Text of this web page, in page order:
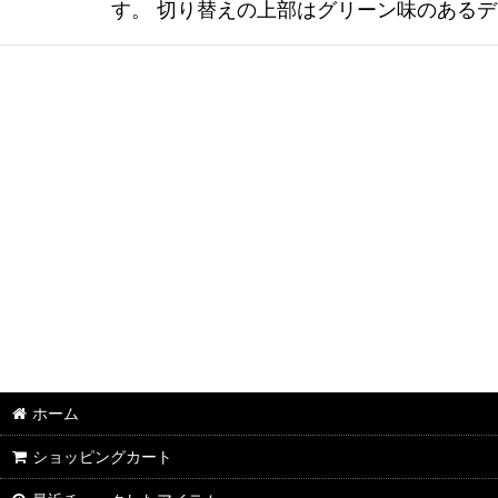
す。 切り替えの上部はグリーン味のある
ホーム
ショッピングカート